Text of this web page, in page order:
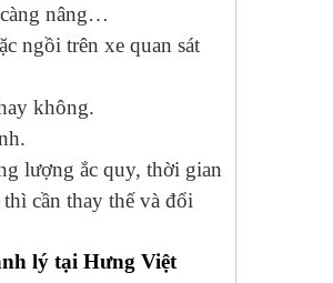
nâng…
ngồi trên xe quan sát
không.
lượng ắc quy, thời gian
cần thay thế và đổi
lý tại Hưng Việt